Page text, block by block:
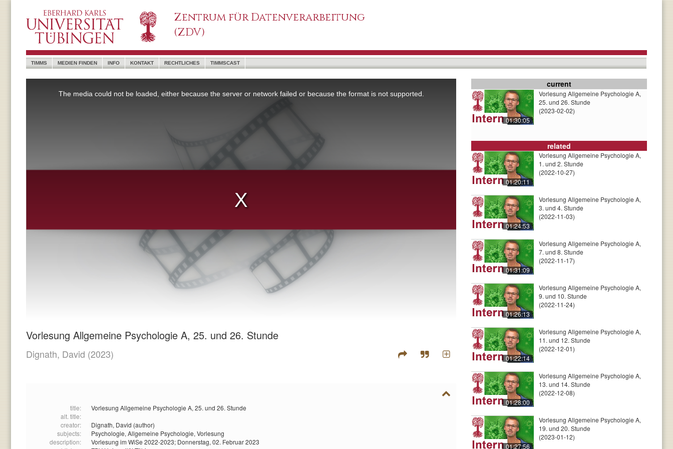
Zentrum für Datenverarbeitung
(ZDV)
TIMMS MEDIEN FINDEN INFO KONTAKT RECHTLICHES TIMMSCAST
Vorlesung Allgemeine Psychologie A, 25. und 26. Stunde
Dignath, David (2023)
title:
Vorlesung Allgemeine Psychologie A, 25. und 26. Stunde
alt. title:
creator:
Dignath, David (author)
subjects:
Psychologie, Allgemeine Psychologie, Vorlesung
description:
Vorlesung im WiSe 2022-2023; Donnerstag, 02. Februar 2023
current
01:30:05
Vorlesung Allgemeine Psychologie A,
25. und 26. Stunde
(2023-02-02)
related
01:20:11
Vorlesung Allgemeine Psychologie A,
1. und 2. Stunde
(2022-10-27)
01:24:53
Vorlesung Allgemeine Psychologie A,
3. und 4. Stunde
(2022-11-03)
01:31:09
Vorlesung Allgemeine Psychologie A,
7. und 8. Stunde
(2022-11-17)
01:26:13
Vorlesung Allgemeine Psychologie A,
9. und 10. Stunde
(2022-11-24)
01:22:14
Vorlesung Allgemeine Psychologie A,
11. und 12. Stunde
(2022-12-01)
01:28:00
Vorlesung Allgemeine Psychologie A,
13. und 14. Stunde
(2022-12-08)
01:27:56
Vorlesung Allgemeine Psychologie A,
19. und 20. Stunde
(2023-01-12)